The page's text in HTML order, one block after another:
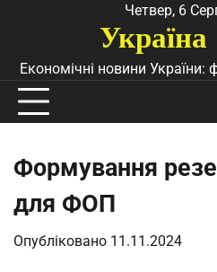
Четвер, 6
Україна
Економічні новини України:
Формування
для ФОП
Опубліковано 11.11.2024